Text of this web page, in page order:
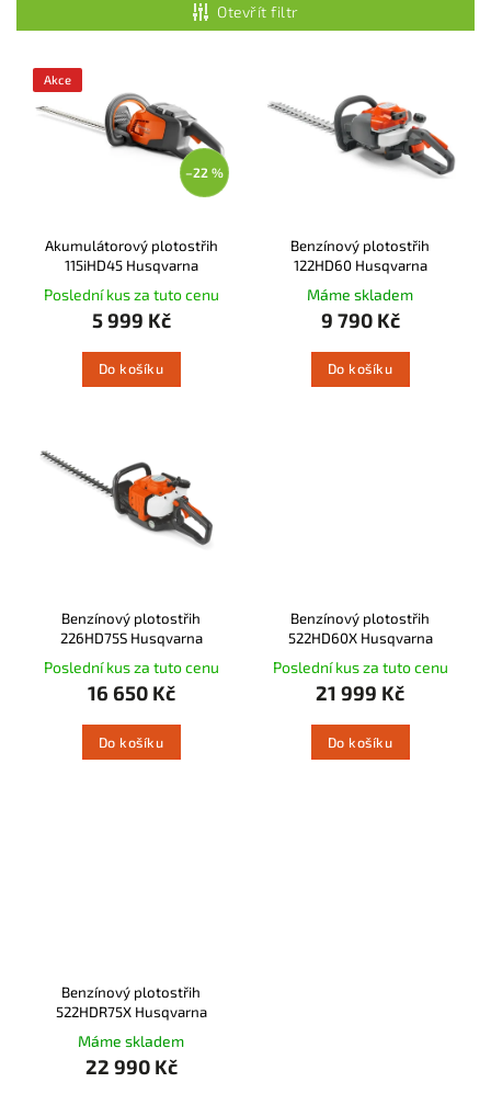
Nejdražší
Nejprodávanější
Abecedně
Otevřít filtr
Akce
–22 %
Akumulátorový plotostřih
115iHD45 Husqvarna
Poslední kus za tuto cenu
5 999 Kč
Do košíku
Benzínový plotostřih
122HD60 Husqvarna
Máme skladem
9 790 Kč
Do košíku
Benzínový plotostřih
226HD75S Husqvarna
Poslední kus za tuto cenu
16 650 Kč
Do košíku
Benzínový plotostřih
522HD60X Husqvarna
Poslední kus za tuto cenu
21 999 Kč
Do košíku
Benzínový plotostřih
522HDR75X Husqvarna
Máme skladem
22 990 Kč